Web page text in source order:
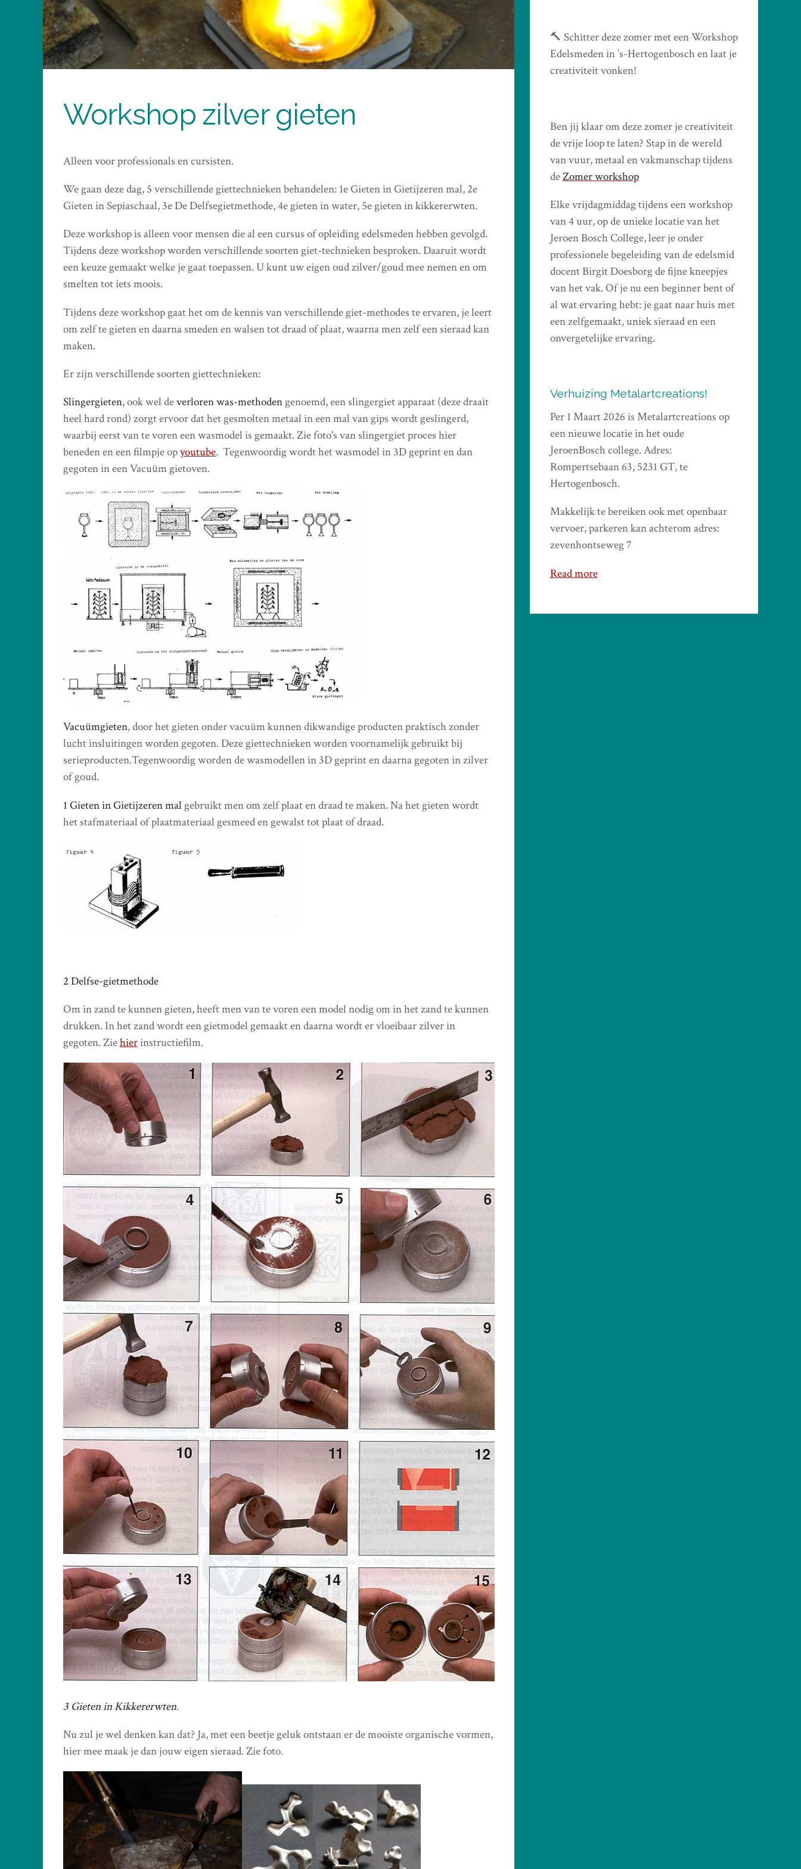
Workshop zilver gieten
Alleen voor professionals en cursisten.
We gaan deze dag, 5 verschillende giettechnieken behandelen: 1e Gieten in Gietijzeren mal, 2e
Gieten in Sepiaschaal, 3e De Delfsegietmethode, 4e gieten in water, 5e gieten in kikkererwten.
Deze workshop is alleen voor mensen die al een cursus of opleiding edelsmeden hebben gevolgd.
Tijdens deze workshop worden verschillende soorten giet-technieken besproken. Daaruit wordt
een keuze gemaakt welke je gaat toepassen. U kunt uw eigen oud zilver/goud mee nemen en om
smelten tot iets moois.
Tijdens deze workshop gaat het om de kennis van verschillende giet-methodes te ervaren, je leert
om zelf te gieten en daarna smeden en walsen tot draad of plaat, waarna men zelf een sieraad kan
maken.
Er zijn verschillende soorten giettechnieken:
Slingergieten, ook wel deverloren was-methodengenoemd, een slingergiet apparaat (deze draait
heel hard rond) zorgt ervoor dat het gesmolten metaal in een mal van gips wordt geslingerd,
waarbij eerst van te voren een wasmodel is gemaakt. Zie foto's van slingergiet proces hier
beneden en een filmpje opyoutube. Tegenwoordig wordt het wasmodel in 3D geprint en dan
gegoten in een Vacuüm gietoven.
Vacuümgieten, door het gieten onder vacuüm kunnen dikwandige producten praktisch zonder
lucht insluitingen worden gegoten. Deze giettechnieken worden voornamelijk gebruikt bij
serieproducten.Tegenwoordig worden de wasmodellen in 3D geprint en daarna gegoten in zilver
of goud.
1 Gieten in Gietijzeren malgebruikt men om zelf plaat en draad te maken. Na het gieten wordt
het stafmateriaal of plaatmateriaal gesmeed en gewalst tot plaat of draad.
2 Delfse-gietmethode
Om in zand te kunnen gieten, heeft men van te voren een model nodig om in het zand te kunnen
drukken. In het zand wordt een gietmodel gemaakt en daarna wordt er vloeibaar zilver in
gegoten. Ziehierinstructiefilm.
3 Gieten in Kikkererwten.
Nu zul je wel denken kan dat? Ja, met een beetje geluk ontstaan er de mooiste organische vormen,
hier mee maak je dan jouw eigen sieraad. Zie foto.
🔨 Schitter deze zomer met een Workshop
Edelsmeden in ’s-Hertogenbosch en laat je
creativiteit vonken!
Ben jij klaar om deze zomer je creativiteit
de vrije loop te laten? Stap in de wereld
van vuur, metaal en vakmanschap tijdens
deZomer workshop
Elke vrijdagmiddag tijdens een workshop
van 4 uur, op de unieke locatie van het
Jeroen Bosch College, leer je onder
professionele begeleiding van de edelsmid
docent Birgit Doesborg de fijne kneepjes
van het vak. Of je nu een beginner bent of
al wat ervaring hebt: je gaat naar huis met
een zelfgemaakt, uniek sieraad en een
onvergetelijke ervaring.
Verhuizing Metalartcreations!
Per 1 Maart 2026 is Metalartcreations op
een nieuwe locatie in het oude
JeroenBosch college. Adres:
Rompertsebaan 63, 5231 GT, te
Hertogenbosch.
Makkelijk te bereiken ook met openbaar
vervoer, parkeren kan achterom adres:
zevenhontseweg 7
Read more